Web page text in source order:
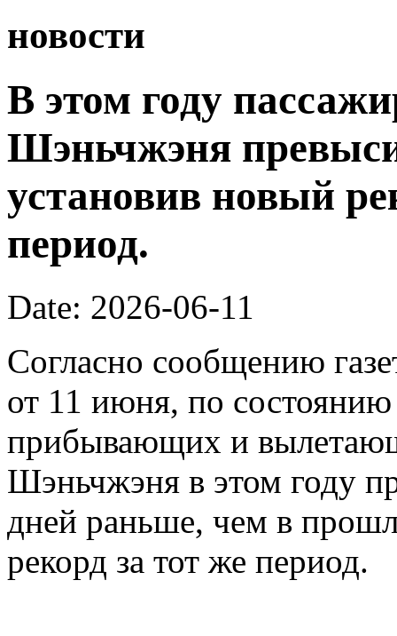
новости
В этом году
Шэньчжэня
установив новый
период.
Date: 2026-06-11
Согласно сообщению
от 11 июня, по
прибывающих и
Шэньчжэня в этом году
дней раньше, чем в
рекорд за тот же период.